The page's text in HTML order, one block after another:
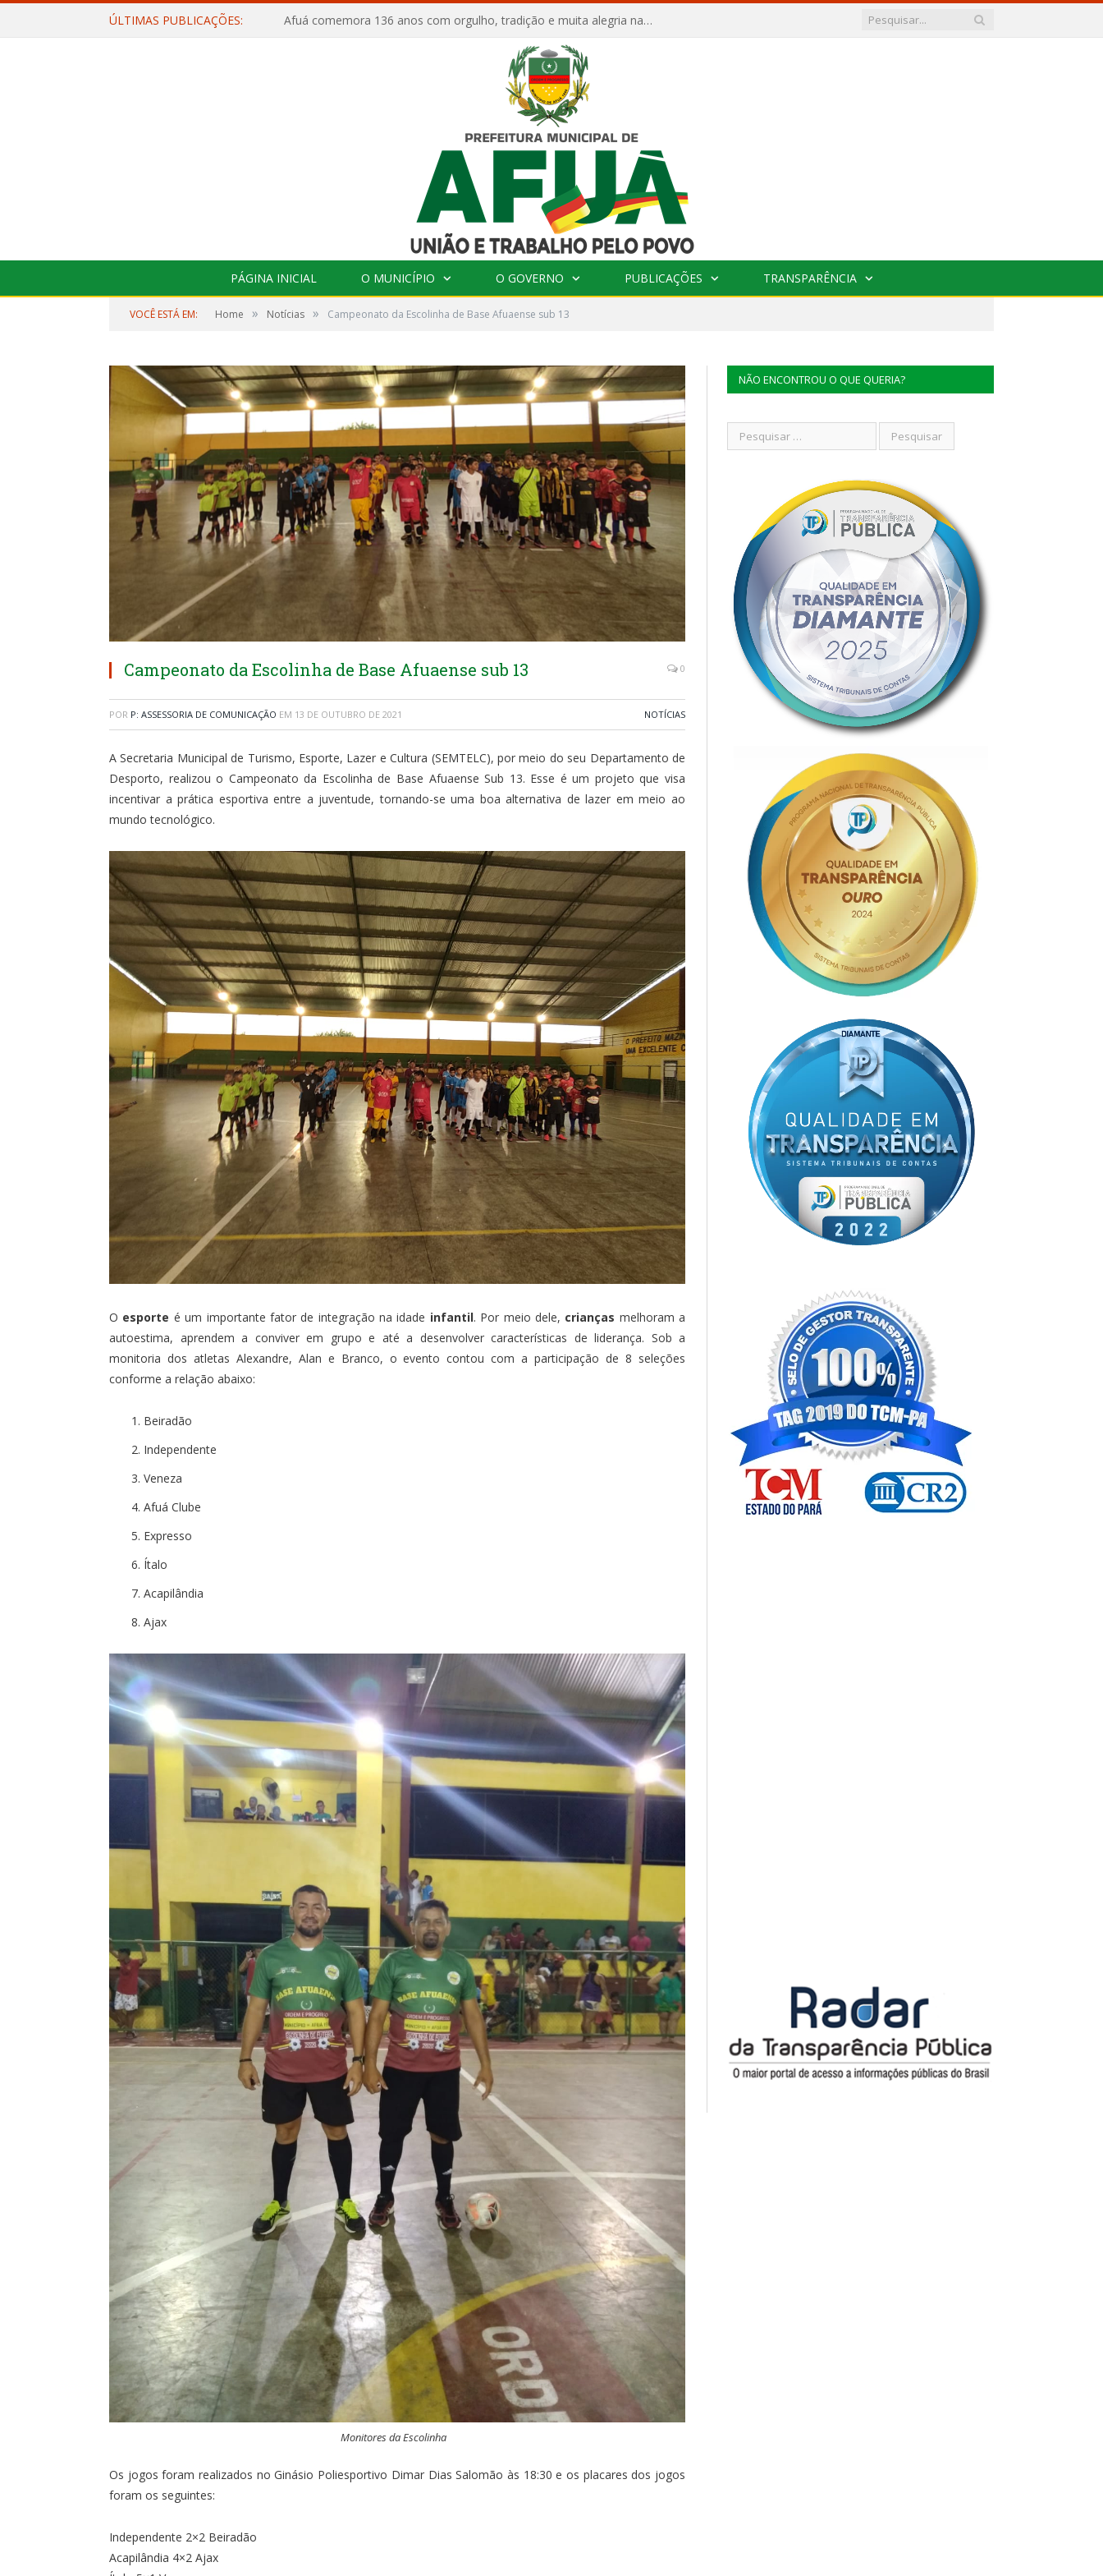
ÚLTIMAS PUBLICAÇÕES: Afuá comemora 136 anos com orgulho, tradição e muita alegria na Quadra Dr. Nelson Salomão
PÁGINA INICIAL O MUNICÍPIO O GOVERNO PUBLICAÇÕES TRANSPARÊNCIA
VOCÊ ESTÁ EM: Home » Notícias » Campeonato da Escolinha de Base Afuaense sub 13
Campeonato da Escolinha de Base Afuaense sub 13 0
POR P: ASSESSORIA DE COMUNICAÇÃO EM 13 DE OUTUBRO DE 2021 NOTÍCIAS
A Secretaria Municipal de Turismo, Esporte, Lazer e Cultura (SEMTELC), por meio do seu Departamento de
Desporto, realizou o Campeonato da Escolinha de Base Afuaense Sub 13. Esse é um projeto que visa
incentivar a prática esportiva entre a juventude, tornando-se uma boa alternativa de lazer em meio ao
mundo tecnológico.
O esporte é um importante fator de integração na idade infantil. Por meio dele, crianças melhoram a
autoestima, aprendem a conviver em grupo e até a desenvolver características de liderança. Sob a
monitoria dos atletas Alexandre, Alan e Branco, o evento contou com a participação de 8 seleções
conforme a relação abaixo:
Beiradão
Independente
Veneza
Afuá Clube
Expresso
Ítalo
Acapilândia
Ajax
Monitores da Escolinha
Os jogos foram realizados no Ginásio Poliesportivo Dimar Dias Salomão às 18:30 e os placares dos jogos
foram os seguintes:
Independente 2×2 Beiradão
Acapilândia 4×2 Ajax
NÃO ENCONTROU O QUE QUERIA?